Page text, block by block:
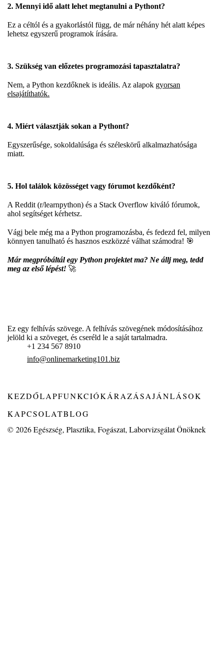
2. Mennyi idő alatt lehet megtanulni a Pythont?
Ez a céltól és a gyakorlástól függ, de már néhány hét alatt képes
lehetsz egyszerű programok írására.
3. Szükség van előzetes programozási tapasztalatra?
Nem, a Python kezdőknek is ideális. Az alapok gyorsan
elsajátíthatók.
4. Miért választják sokan a Pythont?
Egyszerűsége, sokoldalúsága és széleskörű alkalmazhatósága
miatt.
5. Hol találok közösséget vagy fórumot kezdőként?
A Reddit (r/learnpython) és a Stack Overflow kiváló fórumok,
ahol segítséget kérhetsz.
Vágj bele még ma a Python programozásba, és fedezd fel, milyen
könnyen tanulható és hasznos eszközzé válhat számodra! 🎯
Már megpróbáltál egy Python projektet ma? Ne állj meg, tedd
meg az első lépést! 🚀
Ez egy felhívás szövege. A felhívás szövegének módosításához
jelöld ki a szöveget, és cseréld le a saját tartalmadra.
+1 234 567 8910
info@onlinemarketing101.biz
KEZDŐLAPFUNKCIÓKÁRAZÁSAJÁNLÁSOK
KAPCSOLATBLOG
© 2026Egészség, Plasztika, Fogászat, Laborvizsgálat Önöknek